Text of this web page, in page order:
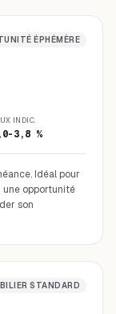
ÉPHÉMÈRE
INDIC.
3,8 %
Idéal pour
opportunité
son
STANDARD